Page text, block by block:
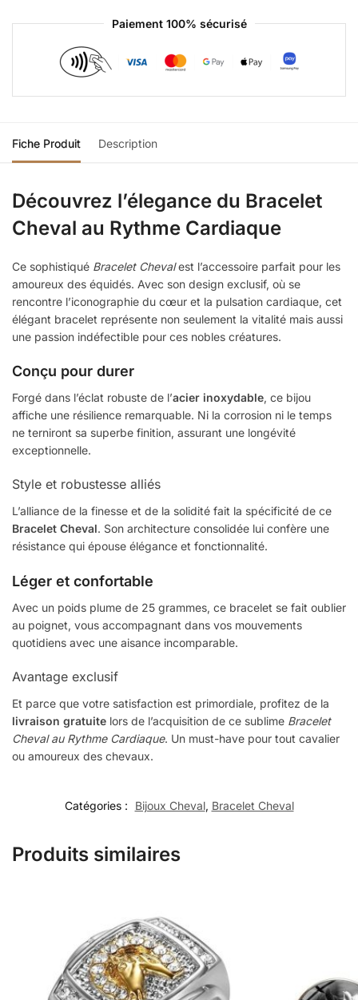
Paiement 100% sécurisé
Fiche Produit Description
Découvrez l’élegance du Bracelet
Cheval au Rythme Cardiaque
Ce sophistiqué Bracelet Chevalest l’accessoire parfait pour les
amoureux des équidés. Avec son design exclusif, où se
rencontre l’iconographie du cœur et la pulsation cardiaque, cet
élégant bracelet représente non seulement la vitalité mais aussi
une passion indéfectible pour ces nobles créatures.
Conçu pour durer
Forgé dans l’éclat robuste de l’acier inoxydable, ce bijou
affiche une résilience remarquable. Ni la corrosion ni le temps
ne terniront sa superbe finition, assurant une longévité
exceptionnelle.
Style et robustesse alliés
L’alliance de la finesse et de la solidité fait la spécificité de ce
Bracelet Cheval. Son architecture consolidée lui confère une
résistance qui épouse élégance et fonctionnalité.
Léger et confortable
Avec un poids plume de 25 grammes, ce bracelet se fait oublier
au poignet, vous accompagnant dans vos mouvements
quotidiens avec une aisance incomparable.
Avantage exclusif
Et parce que votre satisfaction est primordiale, profitez de la
livraison gratuite lors de l’acquisition de ce sublime Bracelet
Cheval au Rythme Cardiaque. Un must-have pour tout cavalier
ou amoureux des chevaux.
Catégories : Bijoux Cheval, Bracelet Cheval
Produits similaires